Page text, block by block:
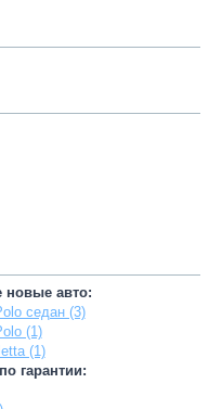
новые авто:
седан (3)
(1)
(1)
гарантии: